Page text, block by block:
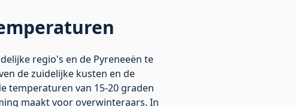
regio's en de Pyreneeën te
de zuidelijke kusten en de
temperaturen van 15-20 graden
maakt voor overwinteraars. In